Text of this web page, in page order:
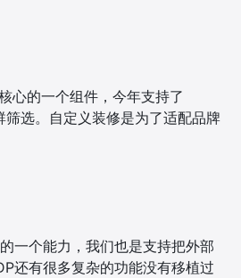
数据通服务
心的一个组件，今年支持了
选。自定义装修是为了适配品牌
一个能力，我们也是支持把外部
还有很多复杂的功能没有移植过